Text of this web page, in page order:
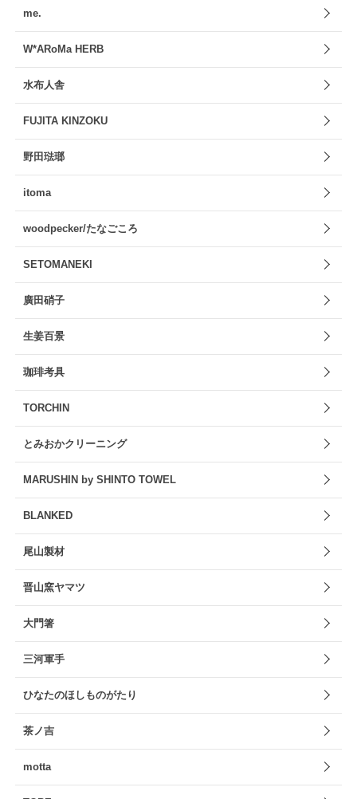
me.
W*ARoMa HERB
水布人舎
FUJITA KINZOKU
野田琺瑯
itoma
woodpecker/たなごころ
SETOMANEKI
廣田硝子
生姜百景
珈琲考具
TORCHIN
とみおかクリーニング
MARUSHIN by SHINTO TOWEL
BLANKED
尾山製材
晋山窯ヤマツ
大門箸
三河軍手
ひなたのほしものがたり
茶ノ吉
motta